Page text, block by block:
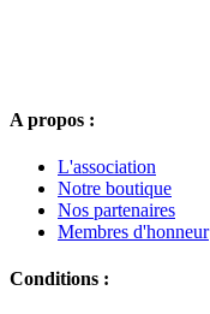
A propos :
L'association
Notre boutique
Nos partenaires
Membres d'honneur
Conditions :